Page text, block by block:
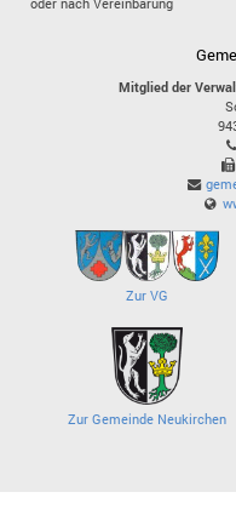
Mitglied der
Zur VG
Zur Gemeinde Neukirchen